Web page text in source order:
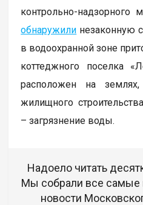
контрольно-надзорного
обнаружили незаконную
в водоохранной зоне
коттеджного поселка
расположен на
жилищного
– загрязнение воды.
Надоело читать
Мы собрали все самые
новости